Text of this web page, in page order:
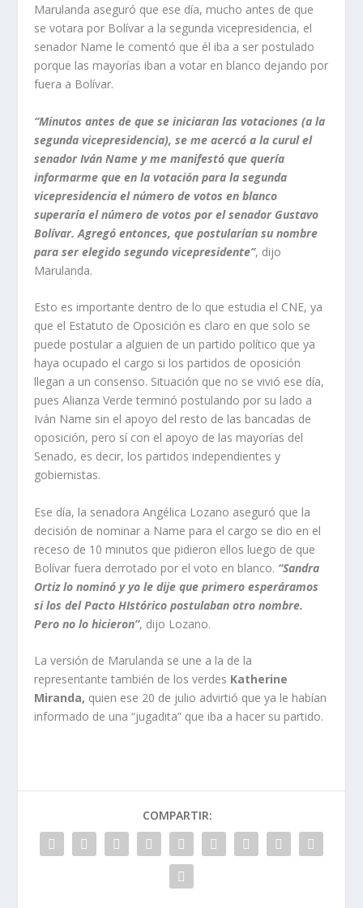
Marulanda aseguró que ese día, mucho antes de que
se votara por Bolívar a la segunda vicepresidencia, el
senador Name le comentó que él iba a ser postulado
porque las mayorías iban a votar en blanco dejando por
fuera a Bolívar.
“Minutos antes de que se iniciaran las votaciones (a la
segunda vicepresidencia), se me acercó a la curul el
senador Iván Name y me manifestó que quería
informarme que en la votación para la segunda
vicepresidencia el número de votos en blanco
superaría el número de votos por el senador Gustavo
Bolívar. Agregó entonces, que postularían su nombre
para ser elegido segundo vicepresidente”, dijo
Marulanda.
Esto es importante dentro de lo que estudia el CNE, ya
que el Estatuto de Oposición es claro en que solo se
puede postular a alguien de un partido político que ya
haya ocupado el cargo si los partidos de oposición
llegan a un consenso. Situación que no se vivió ese día,
pues Alianza Verde terminó postulando por su lado a
Iván Name sin el apoyo del resto de las bancadas de
oposición, pero sí con el apoyo de las mayorías del
Senado, es decir, los partidos independientes y
gobiernistas.
Ese día, la senadora Angélica Lozano aseguró que la
decisión de nominar a Name para el cargo se dio en el
receso de 10 minutos que pidieron ellos luego de que
Bolívar fuera derrotado por el voto en blanco. “Sandra
Ortiz lo nominó y yo le dije que primero esperáramos
si los del Pacto HIstórico postulaban otro nombre.
Pero no lo hicieron”, dijo Lozano.
La versión de Marulanda se une a la de la
representante también de los verdes Katherine
Miranda, quien ese 20 de julio advirtió que ya le habían
informado de una “jugadita” que iba a hacer su partido.
COMPARTIR: